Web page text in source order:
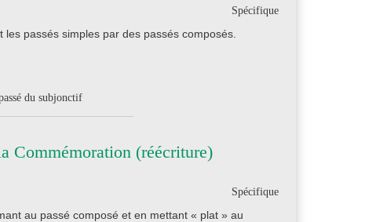
Spécifique
passés simples par des passés composés.
du subjonctif
Commémoration (réécriture)
Spécifique
au passé composé et en mettant « plat » au